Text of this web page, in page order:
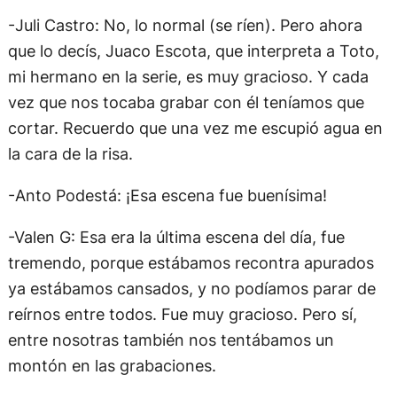
-Juli Castro: No, lo normal (se ríen). Pero ahora
que lo decís, Juaco Escota, que interpreta a Toto,
mi hermano en la serie, es muy gracioso. Y cada
vez que nos tocaba grabar con él teníamos que
cortar. Recuerdo que una vez me escupió agua en
la cara de la risa.
-Anto Podestá: ¡Esa escena fue buenísima!
-Valen G: Esa era la última escena del día, fue
tremendo, porque estábamos recontra apurados
ya estábamos cansados, y no podíamos parar de
reírnos entre todos. Fue muy gracioso. Pero sí,
entre nosotras también nos tentábamos un
montón en las grabaciones.